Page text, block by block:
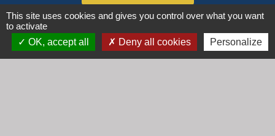
Lundi : 16h30 - 18h30
Mardi : 8h30 - 12h00
This site uses cookies and gives you control over what you want
to activate
OK, accept all
Deny all cookies Personalize